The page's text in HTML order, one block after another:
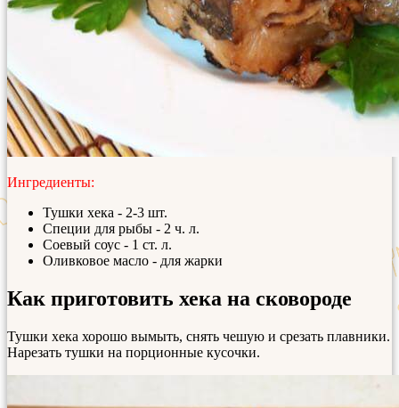
Ингредиенты:
Тушки хека - 2-3 шт.
Специи для рыбы - 2 ч. л.
Соевый соус - 1 ст. л.
Оливковое масло - для жарки
Как приготовить хека на сковороде
Тушки хека хорошо вымыть, снять чешую и срезать плавники.
Нарезать тушки на порционные кусочки.